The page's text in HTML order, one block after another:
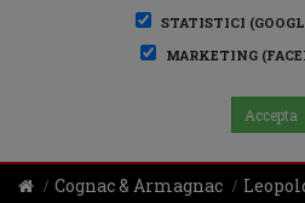
STATISTICI
MARKETING
Accepta
Cognac & Armagnac